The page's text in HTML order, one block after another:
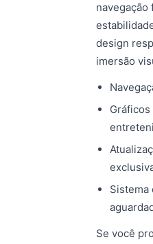
navegação
design
imersão
Sistema
Se você